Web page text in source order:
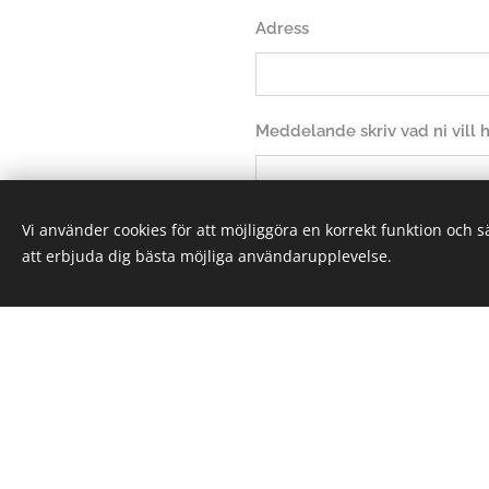
Adress
Meddelande skriv vad ni vill
Vi använder cookies för att möjliggöra en korrekt funktion och
att erbjuda dig bästa möjliga användarupplevelse.